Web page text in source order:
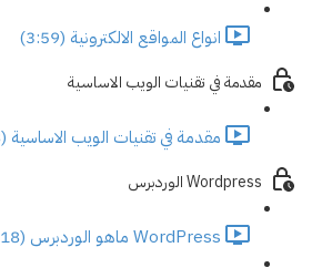
انواع المواقع الالكترونية (3:59)
مقدمة في تقنيات الويب الاساسية
مقدمة في تقنيات الويب الاساسية (2:58)
Wordpress الوردبرس
WordPress ماهو الوردبرس (1:18)